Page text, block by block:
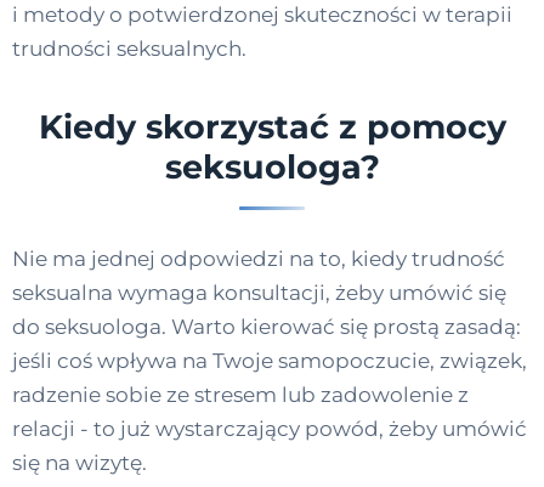
i metody o potwierdzonej skuteczności w terapii
trudności seksualnych.
Kiedy skorzystać z pomocy
seksuologa?
Nie ma jednej odpowiedzi na to, kiedy trudność
seksualna wymaga konsultacji, żeby umówić się
do seksuologa. Warto kierować się prostą zasadą:
jeśli coś wpływa na Twoje samopoczucie, związek,
radzenie sobie ze stresem lub zadowolenie z
relacji - to już wystarczający powód, żeby umówić
się na wizytę.